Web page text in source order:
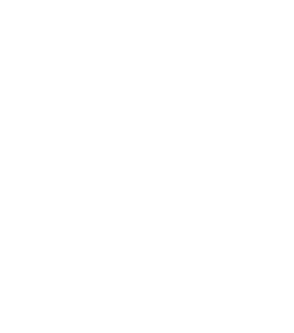
заказа
можно любым удобным